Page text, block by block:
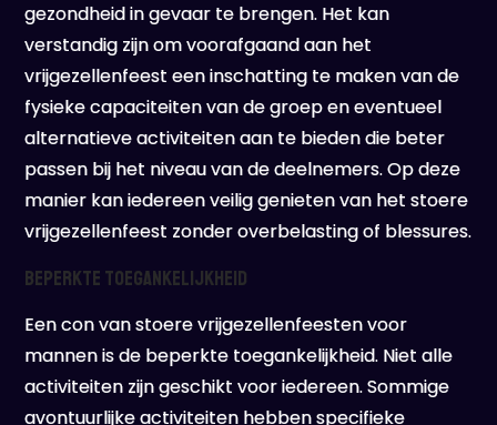
gezondheid in gevaar te brengen. Het kan
verstandig zijn om voorafgaand aan het
vrijgezellenfeest een inschatting te maken van de
fysieke capaciteiten van de groep en eventueel
alternatieve activiteiten aan te bieden die beter
passen bij het niveau van de deelnemers. Op deze
manier kan iedereen veilig genieten van het stoere
vrijgezellenfeest zonder overbelasting of blessures.
Beperkte toegankelijkheid
Een con van stoere vrijgezellenfeesten voor
mannen is de beperkte toegankelijkheid. Niet alle
activiteiten zijn geschikt voor iedereen. Sommige
avontuurlijke activiteiten hebben specifieke